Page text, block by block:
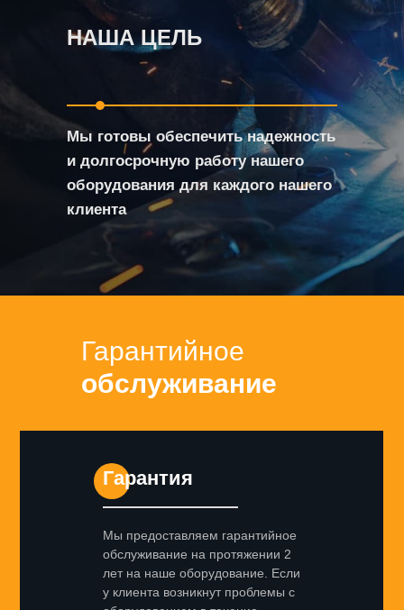
НАША ЦЕЛЬ
Мы готовы обеспечить надежность
и долгосрочную работу нашего
оборудования для каждого нашего
клиента
Гарантийное
обслуживание
Мы предоставляем гарантийное
обслуживание на протяжении 2
лет на наше оборудование. Если
у клиента возникнут проблемы с
Гарантия